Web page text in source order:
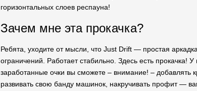
горизонтальных слоев респауна!
Зачем мне эта прокачка?
Ребята, уходите от мысли, что Just Drift — простая
ограничений. Работает стабильно. Здесь есть прокачка!
заработанные очки вы сможете – внимание! – добавлять
развивать свою банду машинок, накручивать профит —